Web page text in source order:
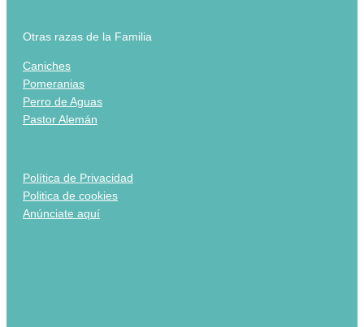
Otras razas de la Familia
Caniches
Pomeranias
Perro de Aguas
Pastor Alemán
Política de Privacidad
Politica de cookies
Anúnciate aquí